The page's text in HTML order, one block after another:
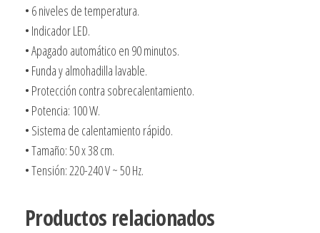
• 6 niveles de temperatura.
• Indicador LED.
• Apagado automático en 90 minutos.
• Funda y almohadilla lavable.
• Protección contra sobrecalentamiento.
• Potencia: 100 W.
• Sistema de calentamiento rápido.
• Tamaño: 50 x 38 cm.
• Tensión: 220-240 V ~ 50 Hz.
Productos relacionados